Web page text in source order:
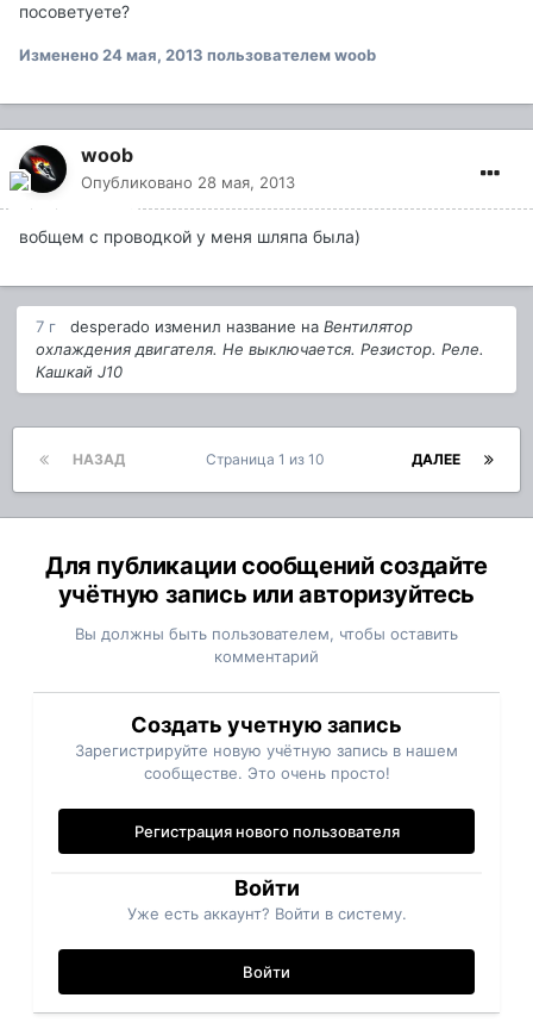
посоветуете?
Изменено24 мая, 2013 пользователем woob
woob
Опубликовано 28 мая, 2013
вобщем с проводкой у меня шляпа была)
7 г desperado изменил название на Вентилятор
охлаждения двигателя. Не выключается. Резистор. Реле.
Кашкай J10
НАЗАД ДАЛЕЕ
Страница 1 из 10
Для публикации сообщений создайте
учётную запись или авторизуйтесь
Вы должны быть пользователем, чтобы оставить
комментарий
Создать учетную запись
Зарегистрируйте новую учётную запись в нашем
сообществе. Это очень просто!
Регистрация нового пользователя
Войти
Уже есть аккаунт? Войти в систему.
Войти